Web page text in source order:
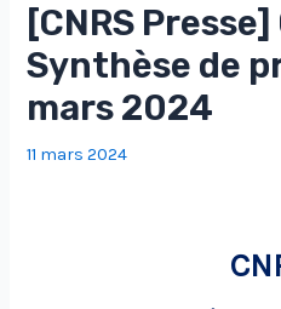
[CNRS Presse]
Synthèse de
mars 2024
11 mars 2024